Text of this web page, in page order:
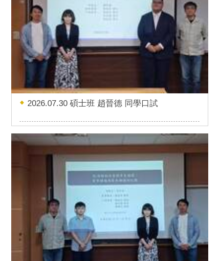
2026.07.30 碩士班 趙晉德 同學口試